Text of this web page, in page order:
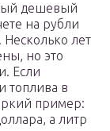
дешевый
на рубли
Несколько лет
но это
Если
топлива в
пример:
а литр